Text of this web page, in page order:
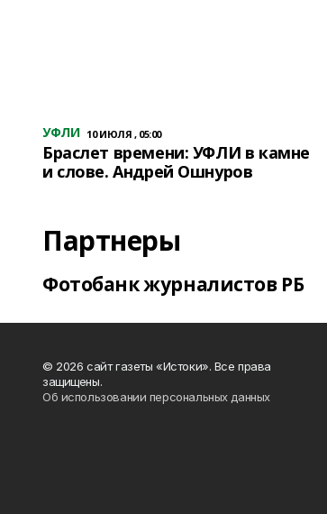
УФЛИ 10 ИЮЛЯ , 05:00
Браслет времени: УФЛИ в камне
и слове. Андрей Ошнуров
Партнеры
Фотобанк журналистов РБ
© 2026 сайт газеты «Истоки». Все права
защищены.
Об использовании персональных данных